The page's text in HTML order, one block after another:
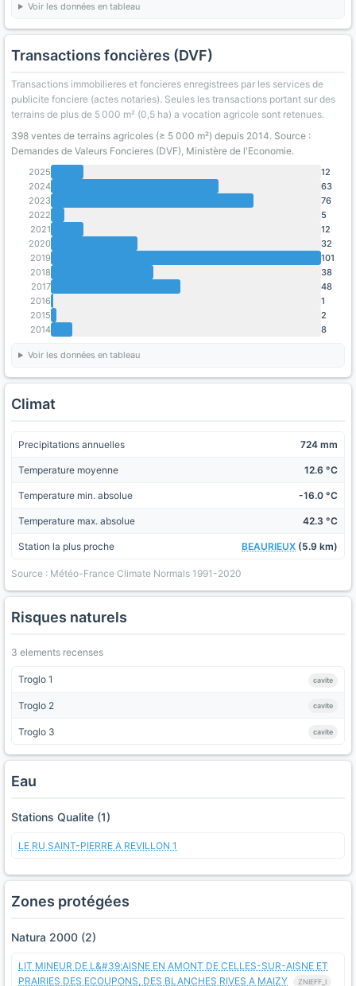
Voir les données en tableau
Transactions foncières (DVF)
Transactions immobilieres et foncieres enregistrees par les services de
publicite fonciere (actes notaries). Seules les transactions portant sur des
terrains de plus de 5 000 m² (0,5 ha) a vocation agricole sont retenues.
398 ventes de terrains agricoles (≥ 5 000 m²) depuis 2014. Source :
Demandes de Valeurs Foncieres (DVF), Ministère de l'Economie.
2025
12
2024
63
2023
76
2022
5
2021
12
2020
32
2019
101
2018
38
2017
48
2016
1
2015
2
2014
8
Voir les données en tableau
Climat
Precipitations annuelles 724 mm
Temperature moyenne 12.6 °C
Temperature min. absolue -16.0 °C
Temperature max. absolue 42.3 °C
Station la plus proche BEAURIEUX (5.9 km)
Source : Météo-France Climate Normals 1991-2020
Risques naturels
3 elements recenses
Troglo 1 cavite
Troglo 2 cavite
Troglo 3 cavite
Eau
Stations Qualite (1)
LE RU SAINT-PIERRE A REVILLON 1
Zones protégées
Natura 2000 (2)
LIT MINEUR DE L&#39;AISNE EN AMONT DE CELLES-SUR-AISNE ET
PRAIRIES DES ECOUPONS, DES BLANCHES RIVES A MAIZY
ZNIEFF_I